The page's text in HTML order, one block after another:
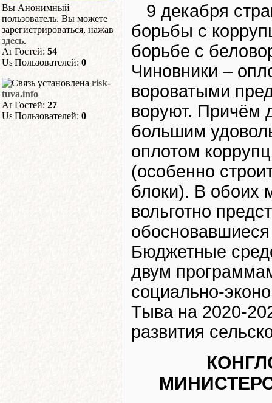
Вы Анонимный
пользователь. Вы можете
зарегистрироваться, нажав
здесь.
Гостей: 54
Пользователей: 0
risk-
tuva.info
Гостей: 27
Пользователей: 0
9 декабря
борьбы с
борьбе с
Чиновники –
вороватыми
воруют. Причём
большим
оплотом
(особенно
блоки). В обоих
вольготно
Бюджетные
двум
социально-
Тыва на 2020-
развития